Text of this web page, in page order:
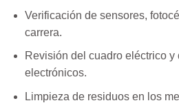
Verificación de sensores,
carrera.
Revisión del cuadro eléctrico y
electrónicos.
Limpieza de residuos en los